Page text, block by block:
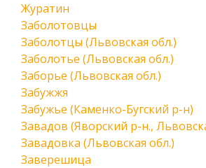
Журатин
Заболотовцы
Заболотцы (Львовская обл.)
Заболотье (Львовская обл.)
Заборье (Львовская обл.)
Забужжя
Забужье (Каменко-Бугский р-н)
Завадов (Яворский р-н.,
Завадовка (Львовская обл.)
Заверешица